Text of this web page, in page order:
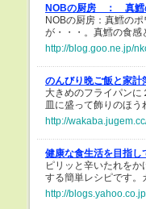
NOBの厨房 ：
真
NOBの厨房：真鱈の
が・・・。真鱈の食感
http://blog.goo.ne.jp/
のんびり晩ご飯と家
大きめのフライパンに
皿に盛って飾りのほう
http://
健康な食生活を目指
ピリッと辛いたれを
する簡単レシピです。
http://